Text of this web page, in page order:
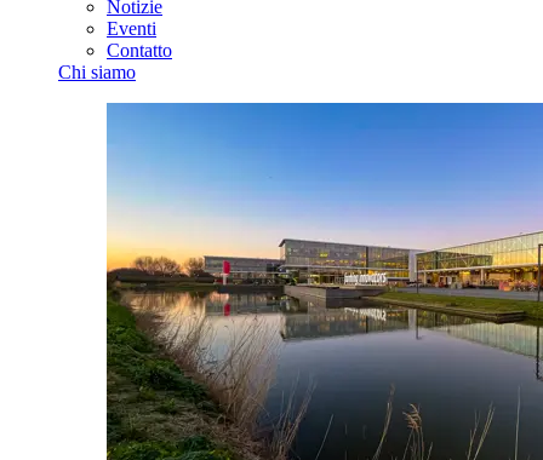
Notizie
Eventi
Contatto
Chi siamo